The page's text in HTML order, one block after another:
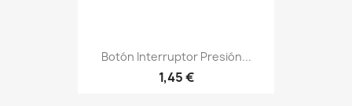
Botón Interruptor Presión...
1,45 €